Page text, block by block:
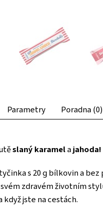
Parametry Poradna (0)
slaný karamel a jahoda!
s 20 g bílkovin a
zdravém životním
jste na cestách.